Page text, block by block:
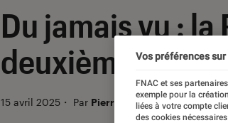
Du jamais vu :
deuxième fois de
15 avril 2025 ・ Par Pierre Crochart
Vos préférences
FNAC et ses
exemple pour la
liées à votre compte
des cookies